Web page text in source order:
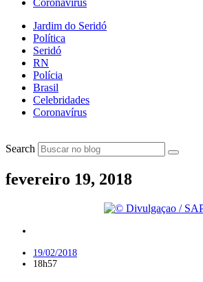
Coronavírus
Jardim do Seridó
Política
Seridó
RN
Polícia
Brasil
Celebridades
Coronavírus
Search
fevereiro 19, 2018
19/02/2018
18h57